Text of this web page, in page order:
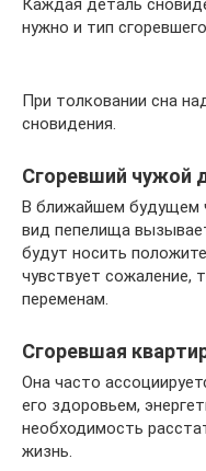
Каждая деталь
нужно и тип
При толковании сна
сновидения.
Сгоревший чужой
В ближайшем будущем
вид пепелища
будут носить
чувствует сожаление,
переменам.
Сгоревшая
Она часто
его здоровьем,
необходимость
жизнь.